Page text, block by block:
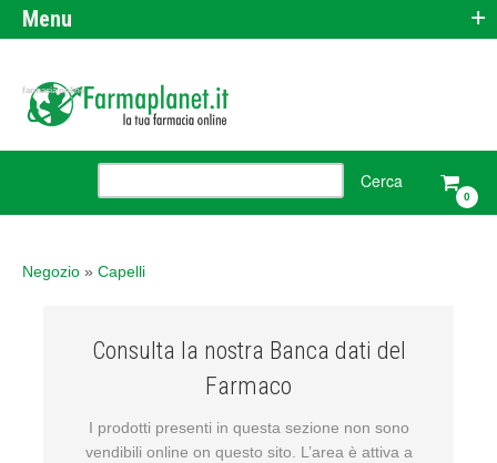
farmacia online
0
Negozio » Capelli
Consulta la nostra Banca dati del
Farmaco
I prodotti presenti in questa sezione non sono
vendibili online on questo sito. L’area è attiva a
Menu +